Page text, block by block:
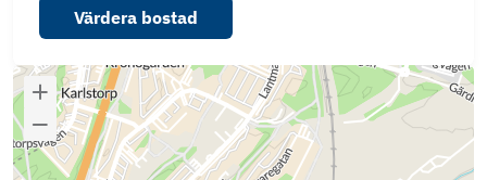
Värdera bostad